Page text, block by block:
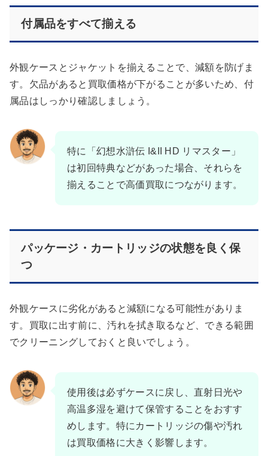
付属品をすべて揃える
外観ケースとジャケットを揃えることで、減額を防げま
す。欠品があると買取価格が下がることが多いため、付
属品はしっかり確認しましょう。
特に「幻想水滸伝 I&II HD リマスター」
は初回特典などがあった場合、それらを
揃えることで高価買取につながります。
パッケージ・カートリッジの状態を良く保
つ
外観ケースに劣化があると減額になる可能性がありま
す。買取に出す前に、汚れを拭き取るなど、できる範囲
でクリーニングしておくと良いでしょう。
使用後は必ずケースに戻し、直射日光や
高温多湿を避けて保管することをおすす
めします。特にカートリッジの傷や汚れ
は買取価格に大きく影響します。